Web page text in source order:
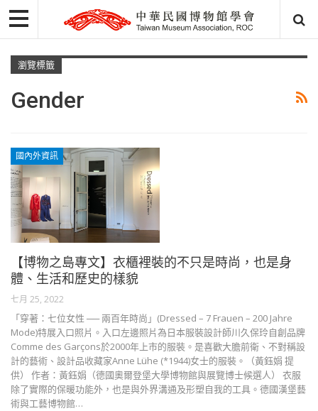
瀏覽標籤
Gender
國內外資訊
【博物之島專文】衣櫃裡裝的不只是時尚，也是身
體、生活和歷史的樣貌
七月 25, 2022
「穿著：七位女性 ── 兩百年時尚」(Dressed – 7 Frauen – 200 Jahre
Mode)特展入口照片。入口左邊照片為日本服裝設計師川久保玲自創品牌
Comme des Garçons於2000年上市的服裝。是喜歡大膽前衛、不對稱設
計的藝術、設計品收藏家Anne Lühe (*1944)女士的服裝。（黃鈺娟 提
供） 作者：黃鈺娟（德國奧爾登堡大學博物館與展覽博士候選人） 衣服
除了實際的保暖功能外，也是與外界溝通及形塑自我的工具。德國漢堡藝
術與工藝博物館…